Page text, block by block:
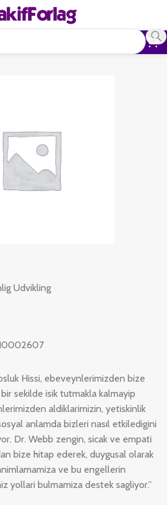
Udvikling
Hissi, ebeveynlerimizden bize
sekilde isik tutmakla kalmayip
aldiklarimizin, yetiskinlik
anlamda bizleri nasıl etkiledigini
Dr. Webb zengin, sicak ve empati
bize hitap ederek, duygusal olarak
ve bu engellerin
yollari bulmamiza destek sagliyor.”